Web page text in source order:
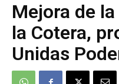
Mejora de
la Cotera,
Unidas